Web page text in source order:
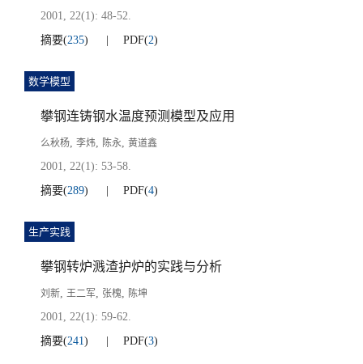
2001, 22(1): 48-52.
摘要(235) PDF(2)
数学模型
攀钢连铸钢水温度预测模型及应用
么秋杨, 李炜, 陈永, 黄道鑫
2001, 22(1): 53-58.
摘要(289) PDF(4)
生产实践
攀钢转炉溅渣护炉的实践与分析
刘新, 王二军, 张槐, 陈坤
2001, 22(1): 59-62.
摘要(241) PDF(3)